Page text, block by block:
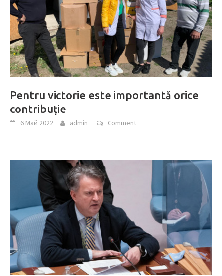
Pentru victorie este importantă orice
contribuţie
6 Май 2022 admin Comment